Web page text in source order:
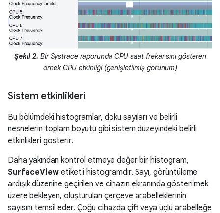
Şekil 2. Bir Systrace raporunda CPU saat frekansını gösteren
örnek CPU etkinliği (genişletilmiş görünüm)
Sistem etkinlikleri
Bu bölümdeki histogramlar, doku sayıları ve belirli
nesnelerin toplam boyutu gibi sistem düzeyindeki belirli
etkinlikleri gösterir.
Daha yakından kontrol etmeye değer bir histogram,
SurfaceView etiketli histogramdır. Sayı, görüntüleme
ardışık düzenine geçirilen ve cihazın ekranında gösterilmek
üzere bekleyen, oluşturulan çerçeve arabelleklerinin
sayısını temsil eder. Çoğu cihazda çift veya üçlü arabelleğe